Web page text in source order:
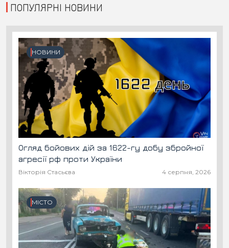
ПОПУЛЯРНІ НОВИНИ
НОВИНИ
Огляд бойових дій за 1622-гу добу збройної
агресії рф проти України
Вікторія Стасьєва 4 серпня, 2026
МІСТО